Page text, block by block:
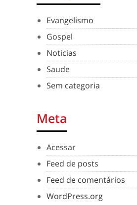
Evangelismo
Gospel
Noticias
Saude
Sem categoria
Meta
Acessar
Feed de posts
Feed de comentários
WordPress.org